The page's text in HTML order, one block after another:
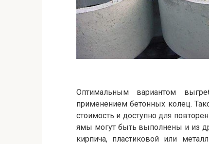
Оптимальным вариантом
применением бетонных колец.
стоимость и доступно для
ямы могут быть выполнены и из
кирпича, пластиковой или